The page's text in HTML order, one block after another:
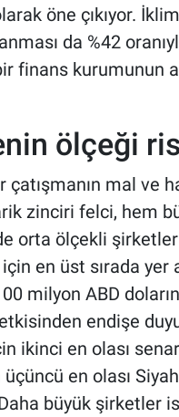
öne çıkıyor.
da %42
finans kurumunun
ölçeği
çatışmanın mal ve
zinciri felci, hem
orta ölçekli
için en üst sırada
milyon ABD
endişe
ikinci en olası
en olası
büyük şirketler